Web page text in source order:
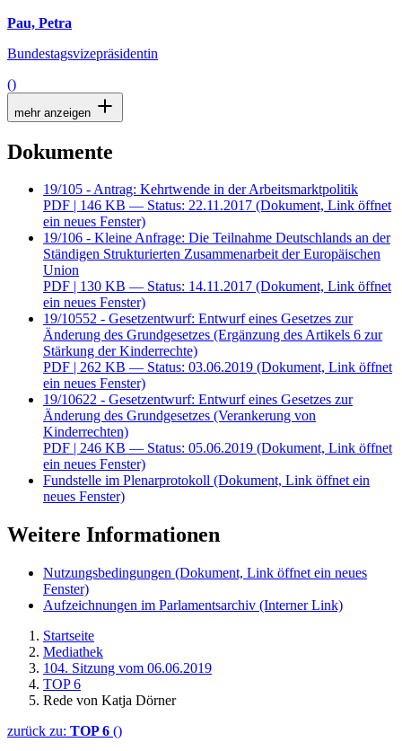
Pau, Petra
Bundestagsvizepräsidentin
()
mehr anzeigen
Dokumente
19/105 - Antrag: Kehrtwende in der Arbeitsmarktpolitik
PDF | 146 KB — Status: 22.11.2017 (Dokument, Link öffnet
ein neues Fenster)
19/106 - Kleine Anfrage: Die Teilnahme Deutschlands an der
Ständigen Strukturierten Zusammenarbeit der Europäischen
Union
PDF | 130 KB — Status: 14.11.2017 (Dokument, Link öffnet
ein neues Fenster)
19/10552 - Gesetzentwurf: Entwurf eines Gesetzes zur
Änderung des Grundgesetzes (Ergänzung des Artikels 6 zur
Stärkung der Kinderrechte)
PDF | 262 KB — Status: 03.06.2019 (Dokument, Link öffnet
ein neues Fenster)
19/10622 - Gesetzentwurf: Entwurf eines Gesetzes zur
Änderung des Grundgesetzes (Verankerung von
Kinderrechten)
PDF | 246 KB — Status: 05.06.2019 (Dokument, Link öffnet
ein neues Fenster)
Fundstelle im Plenarprotokoll (Dokument, Link öffnet ein
neues Fenster)
Weitere Informationen
Nutzungsbedingungen (Dokument, Link öffnet ein neues
Fenster)
Aufzeichnungen im Parlamentsarchiv (Interner Link)
Startseite
Mediathek
104. Sitzung vom 06.06.2019
TOP 6
Rede von Katja Dörner
zurück zu: TOP 6 ()